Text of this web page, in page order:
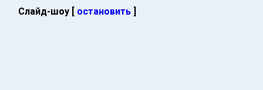
Слайд-шоу [ остановить ]